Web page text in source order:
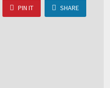
PIN IT SHARE